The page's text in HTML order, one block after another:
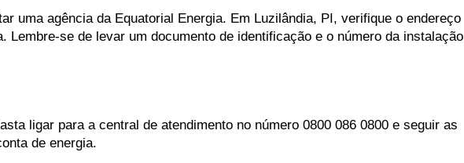
uma agência da Equatorial Energia. Em Luzilândia, PI, verifique o endereço
Lembre-se de levar um documento de identificação e o número da instalação
ligar para a central de atendimento no número 0800 086 0800 e seguir as
de energia.